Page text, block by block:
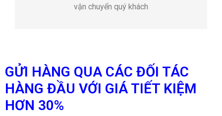
vận chuyển quý khách
GỬI HÀNG QUA CÁC ĐỐI TÁC
HÀNG ĐẦU VỚI GIÁ TIẾT KIỆM
HƠN 30%